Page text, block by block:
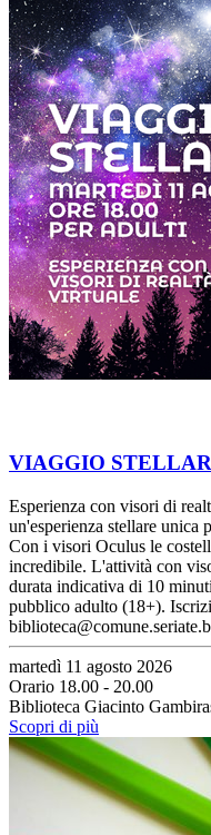
VIAGGIO
Esperienza con visori di
un'esperienza stellare unica
Con i visori Oculus le
incredibile. L'attività con
durata indicativa di 10
pubblico adulto (18+).
martedì 11 agosto 2026
Orario 18.00 - 20.00
Biblioteca Giacinto
Scopri di più